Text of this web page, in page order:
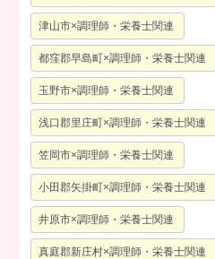
津山市×調理師・栄養士関連
都窪郡早島町×調理師・栄養士関連
玉野市×調理師・栄養士関連
浅口郡里庄町×調理師・栄養士関連
笠岡市×調理師・栄養士関連
小田郡矢掛町×調理師・栄養士関連
井原市×調理師・栄養士関連
真庭郡新庄村×調理師・栄養士関連